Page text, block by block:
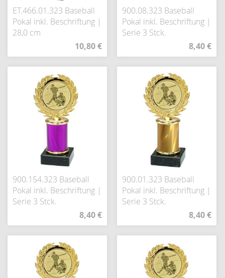
ET.466.01.323 Baseball
Pokal inkl. Beschriftung |
28,0 cm
10,80 €
900.08.323 Baseball
Pokal inkl. Beschriftung |
Serie 3 Stck.
8,40 €
900.154.323 Baseball
Pokal inkl. Beschriftung |
Serie 3 Stck.
8,40 €
900.01.323 Baseball
Pokal inkl. Beschriftung |
Serie 3 Stck.
8,40 €